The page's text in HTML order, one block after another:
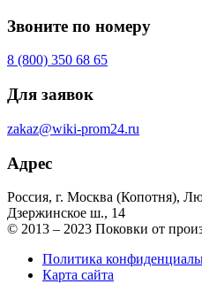
Звоните по номеру
8 (800) 350 68 65
Для заявок
zakaz@wiki-prom24.ru
Адрес
Россия, г. Москва (Копотня),
Дзержинское ш., 14
© 2013 – 2023 Поковки от
Политика
Карта сайта